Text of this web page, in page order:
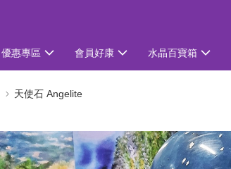
優惠專區 會員好康 水晶百寶箱
天使石 Angelite